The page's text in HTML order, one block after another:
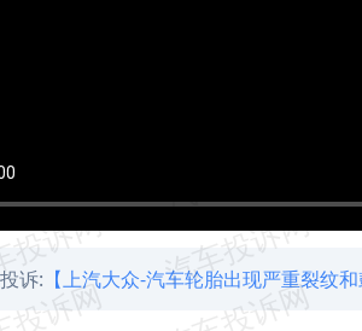
诉: 【上汽大众-汽车轮胎出现严重裂纹